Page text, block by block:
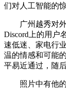
们对人工智能的
广州越秀对外
Discord上的用户
速低迷、家电行
温的情感和可能
平易近通过，随
照片中有他的